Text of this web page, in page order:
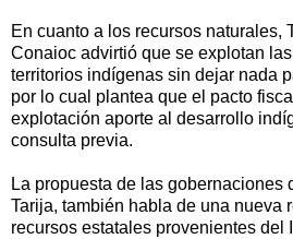
En cuanto a los recursos naturales,
Conaioc advirtió que se explotan
territorios indígenas sin dejar nada
por lo cual plantea que el pacto
explotación aporte al desarrollo
consulta previa.
La propuesta de las gobernaciones
Tarija, también habla de una nueva
recursos estatales provenientes del